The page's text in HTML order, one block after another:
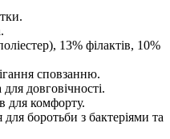
13% філактів, 10%
сповзанню.
довговічності.
для комфорту.
боротьби з бактеріями та